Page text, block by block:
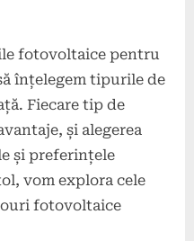
fotovoltaice pentru
înțelegem tipurile de
Fiecare tip de
și alegerea
și preferințele
vom explora cele
fotovoltaice